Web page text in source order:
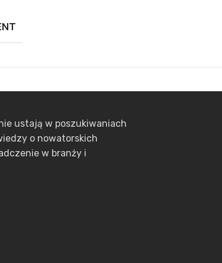
ustają w poszukiwaniach
o nowatorskich
w branży i